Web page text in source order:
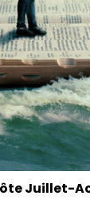
Juillet-